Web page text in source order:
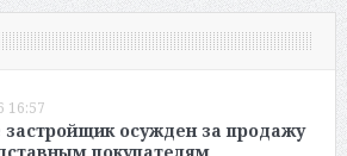
16:57
осужден за продажу